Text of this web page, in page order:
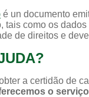
é un documento
tais como os
de direitos e
a certidão de
o